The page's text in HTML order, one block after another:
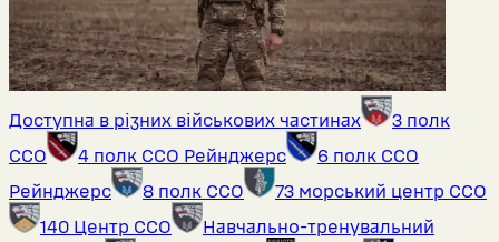
Доступна в різних військових частинах
3 полк
ССО
4 полк ССО Рейнджерс
6 полк ССО
Рейнджерс
8 полк ССО
73 морський центр ССО
140 Центр ССО
Навчально-тренувальний